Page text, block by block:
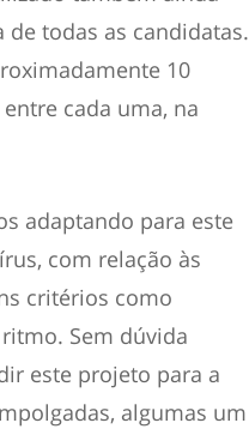
todas as candidatas.
10
cada uma, na
adaptando para este
com relação às
critérios como
Sem dúvida
este projeto para a
algumas um